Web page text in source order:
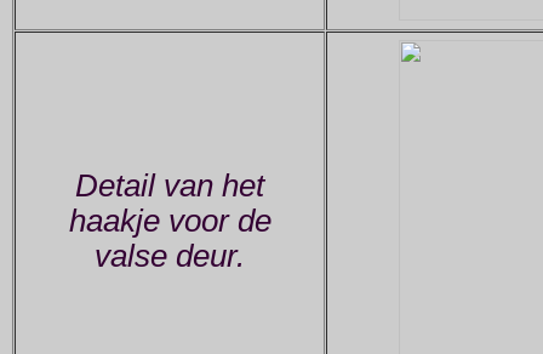
Detail van het
haakje voor de
valse deur.